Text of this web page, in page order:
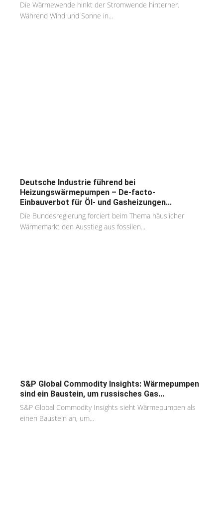
Die Wärmewende hinkt der Stromwende hinterher.
Während Wind und Sonne in...
Deutsche Industrie führend bei
Heizungswärmepumpen – De-facto-
Einbauverbot für Öl- und Gasheizungen...
Die Bundesregierung forciert beim Thema häuslicher
Wärmemarkt den Ausstieg aus fossilen...
S&P Global Commodity Insights: Wärmepumpen
sind ein Baustein, um russisches Gas...
S&P Global Commodity Insights sieht Wärmepumpen als
einen Baustein an, um...